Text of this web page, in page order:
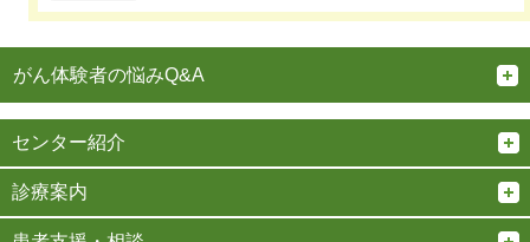
がん体験者の悩みQ&A
センター紹介
診療案内